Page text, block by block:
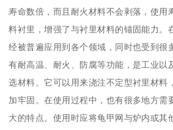
寿命数倍，而且耐火材料不会剥落，使用
料衬里，增强了与衬里材料的锚固能力。
经被普遍应用到各个领域，同时也受到很
有耐高温、耐火、防腐等功能，是工业以
选材料。它可以用来浇注不定型衬里材料
加牢固。在使用过程中，也有很多地方需
大的特点。使用时应将龟甲网与炉内或其